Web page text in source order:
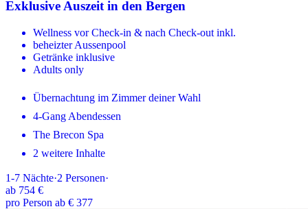
Exklusive Auszeit in den Bergen
Wellness vor Check-in & nach Check-out inkl.
beheizter Aussenpool
Getränke inklusive
Adults only
Übernachtung im Zimmer deiner Wahl
4-Gang Abendessen
The Brecon Spa
2 weitere Inhalte
1-7 Nächte·2 Personen·
ab 754 €
pro Person ab € 377